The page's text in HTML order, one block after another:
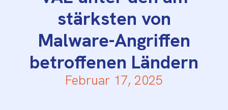
stärksten von
Malware-Angriffen
betroffenen Ländern
Februar 17, 2025